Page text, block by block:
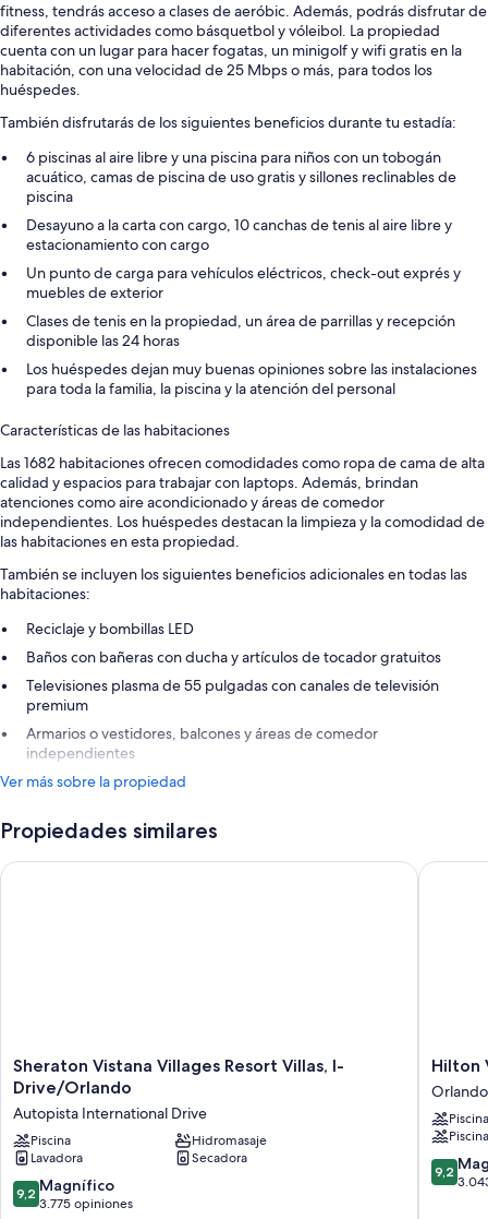
fitness, tendrás acceso a clases de aeróbic. Además, podrás disfrutar de
diferentes actividades como básquetbol y vóleibol. La propiedad
cuenta con un lugar para hacer fogatas, un minigolf y wifi gratis en la
habitación, con una velocidad de 25 Mbps o más, para todos los
huéspedes.
También disfrutarás de los siguientes beneficios durante tu estadía:
6 piscinas al aire libre y una piscina para niños con un tobogán
acuático, camas de piscina de uso gratis y sillones reclinables de
piscina
Desayuno a la carta con cargo, 10 canchas de tenis al aire libre y
estacionamiento con cargo
Un punto de carga para vehículos eléctricos, check-out exprés y
muebles de exterior
Clases de tenis en la propiedad, un área de parrillas y recepción
disponible las 24 horas
Los huéspedes dejan muy buenas opiniones sobre las instalaciones
para toda la familia, la piscina y la atención del personal
Características de las habitaciones
Las 1682 habitaciones ofrecen comodidades como ropa de cama de alta
calidad y espacios para trabajar con laptops. Además, brindan
atenciones como aire acondicionado y áreas de comedor
independientes. Los huéspedes destacan la limpieza y la comodidad de
las habitaciones en esta propiedad.
También se incluyen los siguientes beneficios adicionales en todas las
habitaciones:
Reciclaje y bombillas LED
Baños con bañeras con ducha y artículos de tocador gratuitos
Televisiones plasma de 55 pulgadas con canales de televisión
premium
Armarios o vestidores, balcones y áreas de comedor
independientes
Ver más sobre la propiedad
Propiedades similares
Sheraton
Vistana
Villages
Resort
Villas,
I-
Drive/Orlando
Autopista
Sheraton Vistana Villages Resort Villas, I-
Drive/Orlando
Autopista International Drive
Piscina
Hidromasaje
Lavadora
Secadora
9.2
de
9,2 Magnífico
3.775 opiniones
Sheraton Vistana Villages Resort Villas, I-Drive/Orlando
Hilton
Vacation
Club
Grande
Villas
Orlando
Orlando
Hilton
Orlando
Piscina
9.2
de
9,2
Hilton